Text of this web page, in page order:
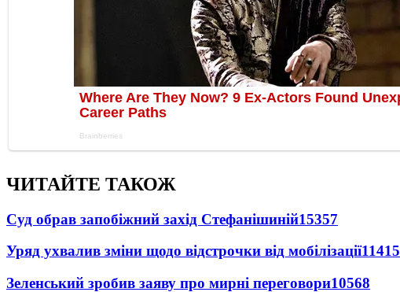
ЧИТАЙТЕ ТАКОЖ
Суд обрав запобіжний захід Стефанішиній15357
Уряд ухвалив зміни щодо відстрочки від мобілізації11415
Зеленський зробив заяву про мирні переговори10568